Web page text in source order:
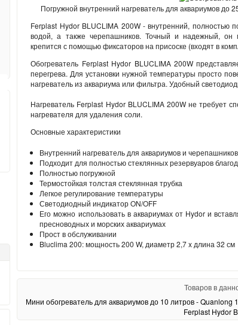
Погружной внутренний нагреватель для аквариумов до
Ferplast Hydor BLUCLIMA 200W - внутренний, полностью
водой, а также черепашников. Точный и надежный, он
крепится с помощью фиксаторов на присоске (входят в
Обогреватель Ferplast Hydor BLUCLIMA 200W
перегрева. Для установки нужной температуры просто
нагреватель из аквариума или фильтра. Удобный
Нагреватель Ferplast Hydor BLUCLIMA 200W не требует
нагревателя для удаления соли.
Основные характеристики
Внутренний нагреватель для аквариумов и черепашников
Подходит для полностью стеклянных резервуаров
Полностью погружной
Термостойкая толстая стеклянная трубка
Легкое регулирование температуры
Светодиодный индикатор ON/OFF
Его можно использовать в аквариумах от Hydor и
пресноводных и морских аквариумах
Прост в обслуживании
Bluclima 200: мощность 200 W, диаметр 2,7 x длина 32 см
Товаров в
Мини обогреватель для аквариумов до 10 литров - Quanlong
Ferplast Hydor